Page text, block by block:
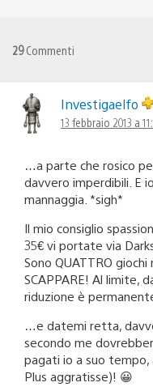
29Commenti
Investigaelfo
13 febbraio 2013 a
…a parte che rosico
davvero imperdibili. E
mannaggia. *sigh*
Il mio consiglio
35€ vi portate via
Sono QUATTRO giochi
SCAPPARE! Al limite,
riduzione è
…e datemi retta,
secondo me
pagati io a suo tempo,
Plus aggratisse)! 😀